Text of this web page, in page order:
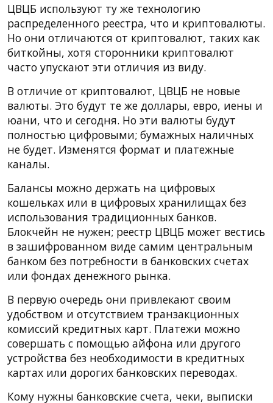
ЦВЦБ используют ту же технологию
распределенного реестра, что и криптовалюты.
Но они отличаются от криптовалют, таких как
биткойны, хотя сторонники криптовалют
часто упускают эти отличия из виду.
В отличие от криптовалют, ЦВЦБ не новые
валюты. Это будут те же доллары, евро, иены и
юани, что и сегодня. Но эти валюты будут
полностью цифровыми; бумажных наличных
не будет. Изменятся формат и платежные
каналы.
Балансы можно держать на цифровых
кошельках или в цифровых хранилищах без
использования традиционных банков.
Блокчейн не нужен; реестр ЦВЦБ может вестись
в зашифрованном виде самим центральным
банком без потребности в банковских счетах
или фондах денежного рынка.
В первую очередь они привлекают своим
удобством и отсутствием транзакционных
комиссий кредитных карт. Платежи можно
совершать с помощью айфона или другого
устройства без необходимости в кредитных
картах или дорогих банковских переводах.
Кому нужны банковские счета, чеки, выписки